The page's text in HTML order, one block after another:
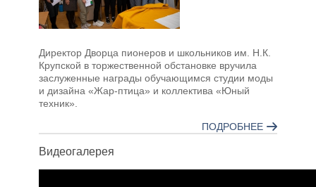
Директор Дворца пионеров и школьников им. Н.К.
Крупской в торжественной обстановке вручила
заслуженные награды обучающимся студии моды
и дизайна «Жар-птица» и коллектива «Юный
техник».
ПОДРОБНЕЕ
Видеогалерея